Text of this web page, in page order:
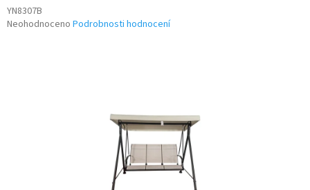
YN8307B
Průměrné
Neohodnoceno Podrobnosti hodnocení